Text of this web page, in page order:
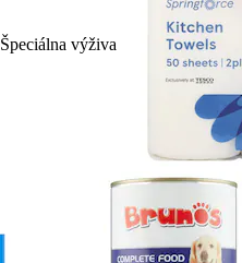
Špeciálna výživa